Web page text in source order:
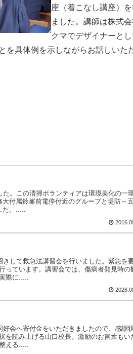
座（着こなし講座）
ました。講師は株式
クマでデザイナーと
を具体例を示しながらお話しいた
。この清掃ボランティアは環境美化の一
付属鈴峯前電停付近のグループと堤防～
た。.....
して救急法講習会を行いました。緊急を
っています。講習会では、傷病者発見時の
際に.....
会へ寄付金をいただきましたので、感謝
を読み上げる山口校長。激励のお言葉もい
える.....